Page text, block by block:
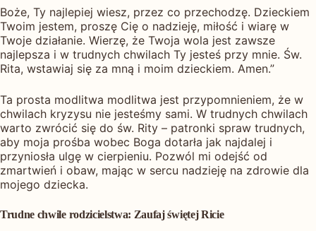
Boże, Ty najlepiej wiesz, przez co przechodzę. Dzieckiem
Twoim jestem, proszę Cię o nadzieję, miłość i wiarę w
Twoje działanie. Wierzę, że Twoja wola jest zawsze
najlepsza i w trudnych chwilach Ty jesteś przy mnie. Św.
Rita, wstawiaj się za mną i moim dzieckiem. Amen.”
Ta prosta modlitwa modlitwa jest przypomnieniem, że w
chwilach kryzysu nie jesteśmy sami. W trudnych chwilach
warto zwrócić się do św. Rity – patronki spraw trudnych,
aby moja prośba wobec Boga dotarła jak najdalej i
przyniosła ulgę w cierpieniu. Pozwól mi odejść od
zmartwień i obaw, mając w sercu nadzieję na zdrowie dla
mojego dziecka.
Trudne chwile rodzicielstwa: Zaufaj świętej Ricie